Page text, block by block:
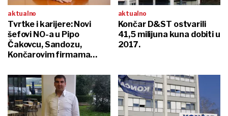
aktualno
Tvrtke i karijere: Novi
šefovi NO-a u Pipo
Čakovcu, Sandozu,
Končarovim firmama…
aktualno
Končar D&ST ostvarili
41,5 milijuna kuna dobiti u
2017.